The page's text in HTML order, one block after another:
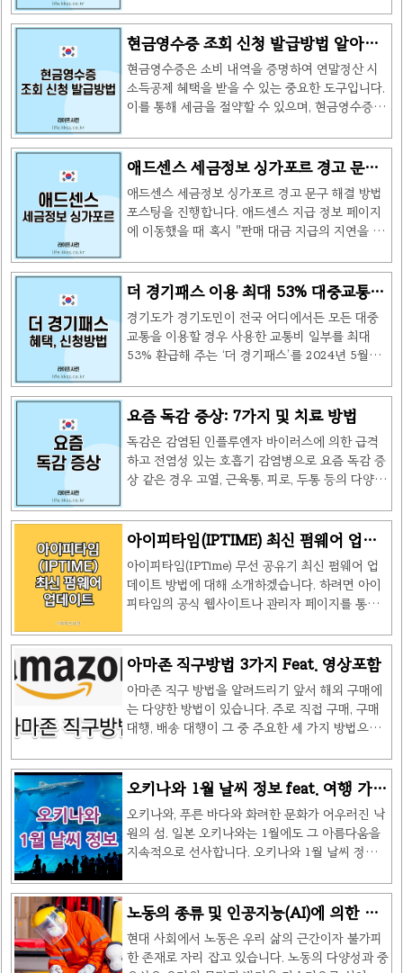
그램 부계정 삭제 순서 이에 따라 인스타그램 부계
정 삭제 및 탈퇴 방법을 소개합니다. 아래는 간단한
단계별 안내입니다. 모바일 앱에서 프로필 아이콘
을 2초간 눌러 부계정을 선택합니다. 프..
만들기도 합니다. 여행사 항공권 발권수수료 비행
기에 대한 명확한 이해가 여행 예약 프로세스를 효
자세히 알아보겠습니다. 여행사 발권 수수료 여행
사 발권 수수료는 여행을 계획하고 항공권을 예약
하는 과정에서 생소한 요금 중 하나입니다. 이 요금
때 발생하는 비용입니다. 이번에 후쿠오카 항공권
을 특정 온라인 여행사를 통해 예매했더니 4만원
이 먼저 결제되고 항공권이 후에 결제되었습니다.
여행사 발권 수수료 비용 : 국내 100..
현금영수증 조회 신청 발급방법 알아보
기 소득공제 놓치지 마세요!
현금영수증은 소비 내역을 증명하여 연말정산 시
소득공제 혜택을 받을 수 있는 중요한 도구입니다.
이를 통해 세금을 절약할 수 있으며, 현금영수증 조
다. 이번 글에서는 현금영수증을 발급하고 조회하
는 방법에 대해 알아보겠습니다. 현금영수증 조회
시 소득공제 혜택을 받을 수 있습니다. 즉, 소비 내
역을 증명하여 세금을 감면할 수 있습니다.연말정
산을 통해 소득공제를 받으려면 1년 동안 쓴 금액
의 공제율은 초과금의 30%이며 공제한도는 연 소
득에 따라 달라집니다. 현금영수증 카드 신청 방법
현금영수증 카드는 소득공제를 받는 데 필수적인
도구입니다. 올바른 소비 내역을 확인하..
애드센스 세금정보 싱가포르 경고 문구
해결 방법
애드센스 세금정보 싱가포르 경고 문구 해결 방법
포스팅을 진행합니다. 애드센스 지급 정보 페이지
에 이동했을 때 혹시 "판매 대금 지급의 지연을 방
도록 가능한 한 빨리 싱가포르 세금 정보를 제공해
주세요." 라는 경고 문구가 상단에 나왔을 경우 해
싱가포르란? 애드센스 세금정보 미국은 처음에 애
드센스 수익금액을 수령하기 위해 기입을 완료하
셨을거에요. 하지만 이제 싱가포르 세금정보도 추
대한민국에서 애드센스 수입에 대한 과세를 하고
있기 때문에 싱가포르에 이중으로 세금 원천징수
를 방지하기 위해서 입니다. 👉 애드센스 세금정보
싱가포르 구글 고객센터 답변 바로가기 애드센스..
더 경기패스 이용 최대 53% 대중교통
환급 신청 방법
경기도가 경기도민이 전국 어디에서든 모든 대중
교통을 이용할 경우 사용한 교통비 일부를 최대
53% 환급해 주는 ‘더 경기패스’를 2024년 5월부
세한 내용을 아래와 같이 안내해 드리겠습니다. 더
경기패스란? 더 경기패스는 K–패스와 연계하여
중교통을 이용한 경우 매달 대중교통 비용의 일부
를 환급해주는 사업입니다. 더 경기패스 혜택 The
경기패스는 경기도민에게 월 15회 이상 대중교통
19~39세 청년 및 저소득층은 20%~53%의 혜택
을 받으며, 광역버스, 신분당선, GTX 등 교통수단
모두 대상입니다. 최초 등록 후 매달 간편하게 환급
을 받을 수 있으며, 고속버스..
요즘 독감 증상: 7가지 및 치료 방법
독감은 감염된 인플루엔자 바이러스에 의한 급격
하고 전염성 있는 호흡기 감염병으로 요즘 독감 증
상 같은 경우 고열, 근육통, 피로, 두통 등의 다양한
생하며, 특히 추운 계절에 전염이 증가하는 경향이
있습니다. 독감은 주로 바이러스의 공기 중 전파로
한 예방 수단으로 강조되고 있습니다. 요즘 독감 증
상 7가지 요즘 독감 증상 7가지에 대해 알아볼께
요. 독감은 인플루엔자 바이러스에 의해 발생하는
다. 독감 바이러스는 주로 인플루엔자 A, B, C 세
가지 유형이 있으며, 주로 인플루엔자 A와 B가 인
간에서 발생하는 주된 원인입니다. 아래의 요즘 독
감 증상 7가지에 대해..
아이피타임(IPTIME) 최신 펌웨어 업데
이트 feat. 무선 공유기 초기 비밀번호
아이피타임(IPTime) 무선 공유기 최신 펌웨어 업
데이트 방법에 대해 소개하겠습니다. 하려면 아이
피타임의 공식 웹사이트나 관리자 페이지를 통해
때문에 정확한 절차는 모델에 따라 다를 수 있습니
다. 그러나 일반적인 업데이트 절차는 아래와 같습
디 및 비밀번호에 대해서도 알려드릴께요.) 참고:
펌웨어 업데이트는 잘못된 방식으로 수행하면 라
우터가 손상될 수 있으므로 주의가 필요합니다. 이
아이피타임 공식 웹사이트 확인 아이피타임의 공
식 웹사이트에서 해당 라우터 모델의 최신 펌웨어
버전을 확인합니다. 아래의 아이피타임 공식 홈페
이지를 접속해서 자신의 공유기 모델을..
아마존 직구방법 3가지 Feat. 영상포함
아마존 직구 방법을 알려드리기 앞서 해외 구매에
는 다양한 방법이 있습니다. 주로 직접 구매, 구매
대행, 배송 대행이 그 중 주요한 세 가지 방법으로
외에서 물품을 구매하는 대표적인 플랫폼 중 하나
입니다. 이제 아마존직구 방법에 대해 자세히 알아
구 방법은 외국 웹사이트에서 직접 주문하고 해당
국가로 직접 배송을 받는 방식으로, 배송비와 상품
의 직접 수입 등이 고려되어야 합니다. 반면 구매
해 주는 서비스를 이용하는 방법이며, 수수료가 발
생할 수 있습니다. 마지막으로 배송 대행은 외국 웹
사이트에서 주문은 하되, 해당 국가의 주소로 물품
을 받는 방법으로, 배대지 ..
오키나와 1월 날씨 정보 feat. 여행 가이
드
오키나와, 푸른 바다와 화려한 문화가 어우러진 낙
원의 섬. 일본 오키나와는 1월에도 그 아름다움을
지속적으로 선사합니다. 오키나와 1월 날씨 정보에
께 푸른 바다를 만끽하며, 오키나와의 매력에 푹
빠져보세요. 오키나와 1월 날씨 정보 기온 변화와
토와는 다르게 상대적으로 따뜻한 기후를 누리게
됩니다. 평균 기온은 15~20도 사이로 안정적이며,
노동의 종류 및 인공지능(AI)에 의한 노
동의 종말
현대 사회에서 노동은 우리 삶의 근간이자 불가피
한 존재로 자리 잡고 있습니다. 노동의 다양성과 중